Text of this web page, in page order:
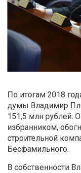
По итогам 2018
думы Владимир
151,5 млн рублей.
избранником,
строительной
Бесфамильного.
В собственности